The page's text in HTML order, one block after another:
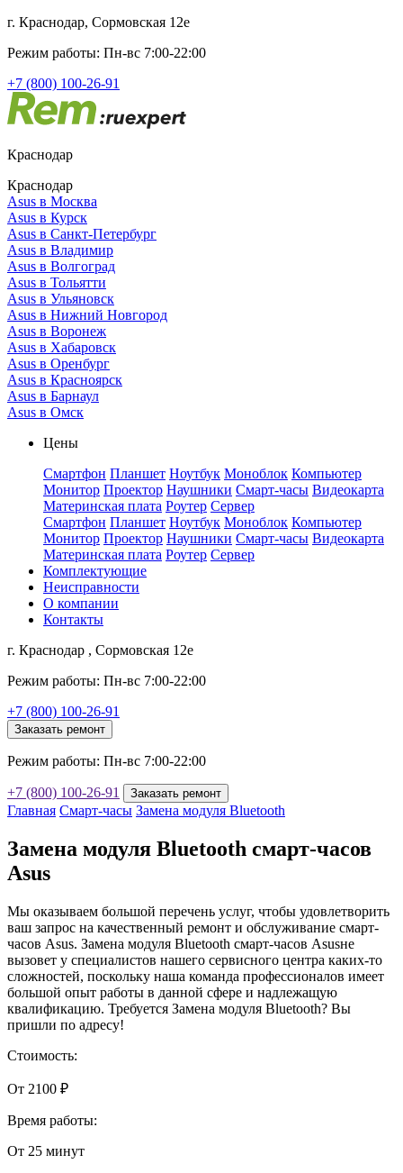
г. Краснодар, Сормовская 12е
Режим работы: Пн-вс 7:00-22:00
+7 (800) 100-26-91
Краснодар
Краснодар
Asus в Москва
Asus в Курск
Asus в Санкт-Петербург
Asus в Владимир
Asus в Волгоград
Asus в Тольятти
Asus в Ульяновск
Asus в Нижний Новгород
Asus в Воронеж
Asus в Хабаровск
Asus в Оренбург
Asus в Красноярск
Asus в Барнаул
Asus в Омск
Цены
Смартфон Планшет Ноутбук Моноблок Компьютер
Монитор Проектор Наушники Смарт-часы Видеокарта
Материнская плата Роутер Сервер
Смартфон Планшет Ноутбук Моноблок Компьютер
Монитор Проектор Наушники Смарт-часы Видеокарта
Материнская плата Роутер Сервер
Комплектующие
Неисправности
О компании
Контакты
г. Краснодар , Сормовская 12е
Режим работы: Пн-вс 7:00-22:00
+7 (800) 100-26-91
Заказать ремонт
Режим работы: Пн-вс 7:00-22:00
+7 (800) 100-26-91 Заказать ремонт
Главная Смарт-часы Замена модуля Bluetooth
Замена модуля Bluetooth смарт-часов
Asus
Мы оказываем большой перечень услуг, чтобы удовлетворить
ваш запрос на качественный ремонт и обслуживание смарт-
часов Asus. Замена модуля Bluetooth смарт-часов Asusне
вызовет у специалистов нашего сервисного центра каких-то
сложностей, поскольку наша команда профессионалов имеет
большой опыт работы в данной сфере и надлежащую
квалификацию. Требуется Замена модуля Bluetooth? Вы
пришли по адресу!
Стоимость:
От 2100 ₽
Время работы:
От 25 минут